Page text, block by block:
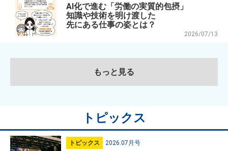
2026/07/13
AI化で進む「労働の実質的包摂」
知識や技術を明け渡した
先にある仕事の姿とは？
もっと見る
トピックス
トピックス 2026.07月号